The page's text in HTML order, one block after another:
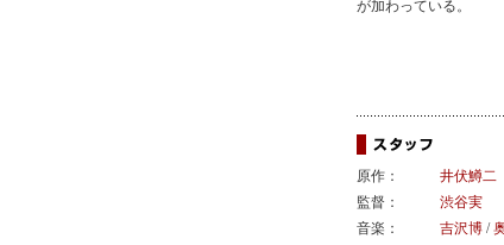
が加わっている。
原作：
井伏鱒二
監督：
渋谷実
音楽：
吉沢博/